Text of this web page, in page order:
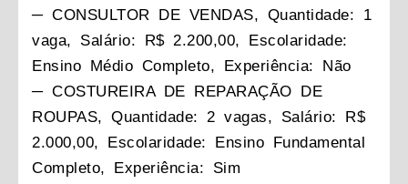
─ CONSULTOR DE VENDAS, Quantidade: 1
vaga, Salário: R$ 2.200,00, Escolaridade:
Ensino Médio Completo, Experiência: Não
─ COSTUREIRA DE REPARAÇÃO DE
ROUPAS, Quantidade: 2 vagas, Salário: R$
2.000,00, Escolaridade: Ensino Fundamental
Completo, Experiência: Sim